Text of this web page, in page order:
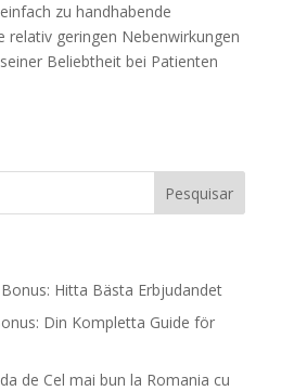
zu handhabende
relativ geringen Nebenwirkungen
Beliebtheit bei Patienten
Hitta Bästa Erbjudandet
Din Kompletta Guide för
de Cel mai bun la Romania cu